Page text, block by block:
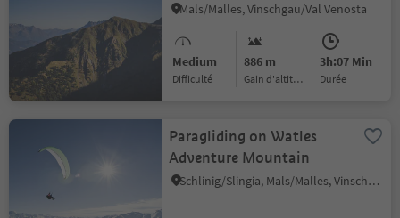
Mals/Malles, Vinschgau/Val Venosta
Medium
Difficulté
886 m
Gain d'altitude
3h:07 Min
durée
Paragliding on Watles
Adventure Mountain
Schlinig/Slingia, Mals/Malles, Vinschgau/Val Venosta